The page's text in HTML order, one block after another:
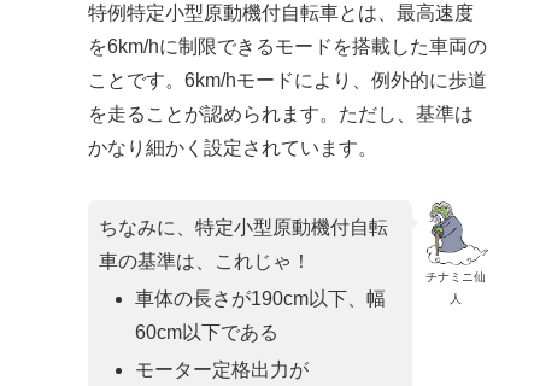
特例特定小型原動機付自転車とは、最高速度
を6km/hに制限できるモードを搭載した車両の
ことです。6km/hモードにより、例外的に歩道
を走ることが認められます。ただし、基準は
かなり細かく設定されています。
チナミニ仙
人
ちなみに、特定小型原動機付自転
車の基準は、これじゃ！
車体の長さが190cm以下、幅
60cm以下である
モーター定格出力が